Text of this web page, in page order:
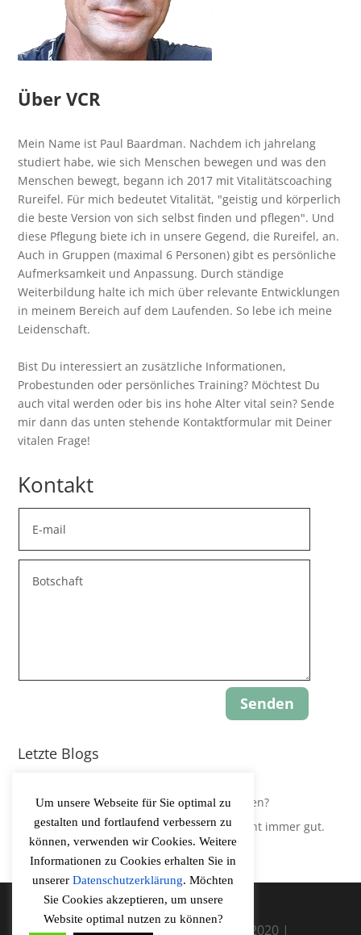
Über VCR
Mein Name ist Paul Baardman. Nachdem ich jahrelang
studiert habe, wie sich Menschen bewegen und was den
Menschen bewegt, begann ich 2017 mit Vitalitätscoaching
Rureifel. Für mich bedeutet Vitalität, "geistig und körperlich
die beste Version von sich selbst finden und pflegen". Und
diese Pflegung biete ich in unsere Gegend, die Rureifel, an.
Auch in Gruppen (maximal 6 Personen) gibt es persönliche
Aufmerksamkeit und Anpassung. Durch ständige
Weiterbildung halte ich mich über relevante Entwicklungen
in meinem Bereich auf dem Laufenden. So lebe ich meine
Leidenschaft.
Bist Du interessiert an zusätzliche Informationen,
Probestunden oder persönliches Training? Möchtest Du
auch vital werden oder bis ins hohe Alter vital sein? Sende
mir dann das unten stehende Kontaktformular mit Deiner
vitalen Frage!
Kontakt
Senden
Letzte Blogs
Leidest Du an Hypokapnie, ohne es zu wissen?
Der Körper regelt Sauerstoffversorgung nicht immer gut.
Vitalitaetscoaching Rureifel ©2020 |
Um unsere Webseite für Sie optimal zu
gestalten und fortlaufend verbessern zu
können, verwenden wir Cookies. Weitere
Informationen zu Cookies erhalten Sie in
unserer Datenschutzerklärung. Möchten
Sie Cookies akzeptieren, um unsere
Website optimal nutzen zu können?